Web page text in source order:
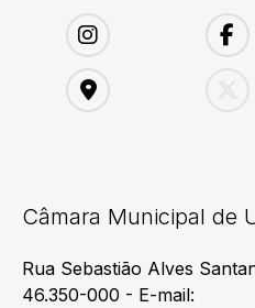
Câmara Municipal de
Rua Sebastião Alves
46.350-000 - E-mail: